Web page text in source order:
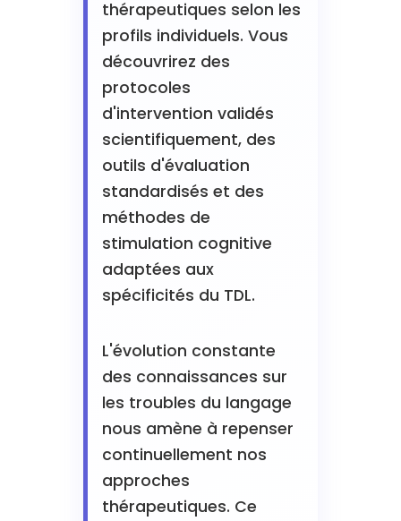
thérapeutiques selon les
profils individuels. Vous
découvrirez des
protocoles
d'intervention validés
scientifiquement, des
outils d'évaluation
standardisés et des
méthodes de
stimulation cognitive
adaptées aux
spécificités du TDL.
L'évolution constante
des connaissances sur
les troubles du langage
nous amène à repenser
continuellement nos
approches
thérapeutiques. Ce